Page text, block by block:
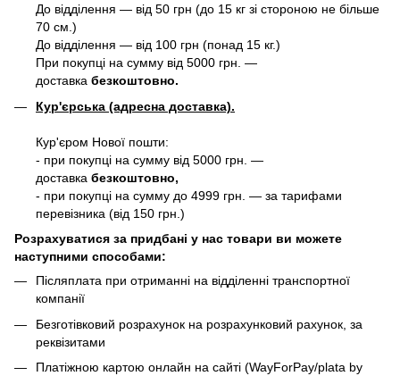
До відділення — від 50 грн (до 15 кг зі стороною не більше
70 см.)
До відділення — від 100 грн (понад 15 кг.)
При покупці на сумму від 5000 грн. —
доставка безкоштовно.
Кур'єрська (адресна доставка).
Кур'єром Нової пошти:
- при покупці на сумму від 5000 грн. —
доставка безкоштовно,
- при покупці на сумму до 4999 грн. — за тарифами
перевізника (від 150 грн.)
Розрахуватися за придбані у нас товари ви можете
наступними способами:
Післяплата при отриманні на відділенні транспортної
компанії
Безготівковий розрахунок на розрахунковий рахунок, за
реквізитами
Платіжною картою онлайн на сайті (WayForPay/plata by